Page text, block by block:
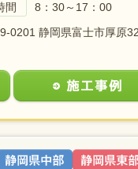
間
8：30～17：00
0201 静岡県富士市厚原